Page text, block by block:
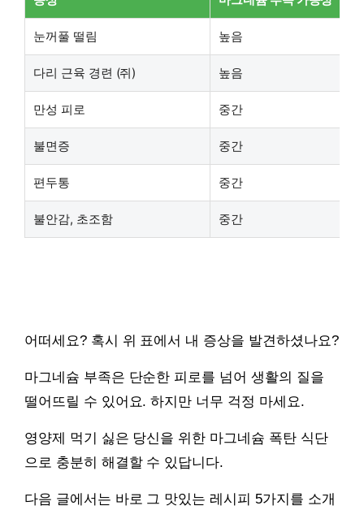
눈꺼풀 떨림 높음
다리 근육 경련 (쥐) 높음
만성 피로 중간
불면증 중간
편두통 중간
불안감, 초조함 중간
어떠세요? 혹시 위 표에서 내 증상을 발견하셨나요?
마그네슘 부족은 단순한 피로를 넘어 생활의 질을
떨어뜨릴 수 있어요. 하지만 너무 걱정 마세요.
영양제 먹기 싫은 당신을 위한 마그네슘 폭탄 식단
으로 충분히 해결할 수 있답니다.
다음 글에서는 바로 그 맛있는 레시피 5가지를 소개